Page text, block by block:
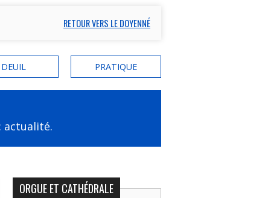
RETOUR VERS LE DOYENNÉ
DEUIL PRATIQUE
ORGUE ET CATHÉDRALE